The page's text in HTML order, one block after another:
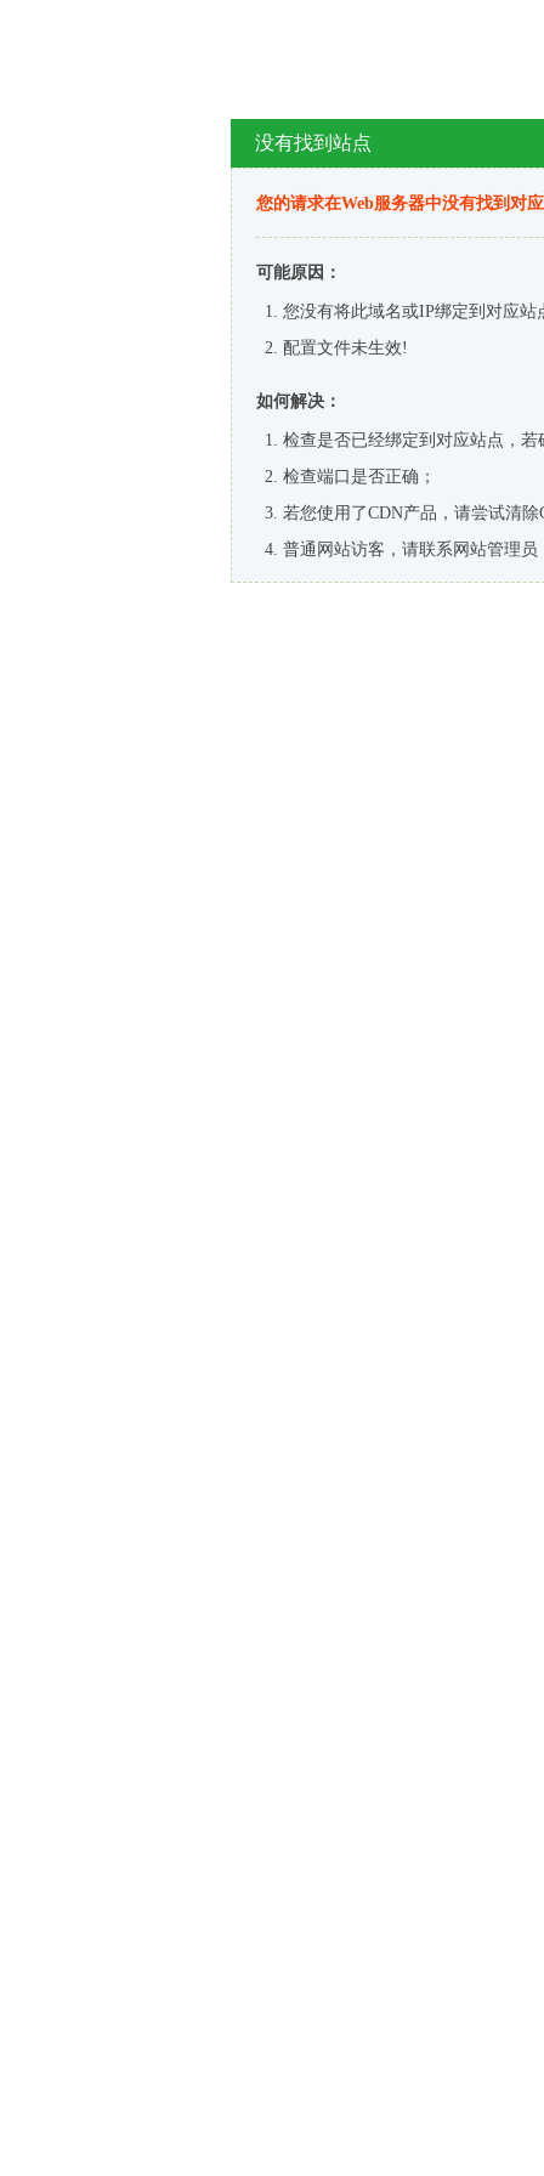
没有找到站点
您的请求在Web服务器中没有找到对
可能原因：
您没有将此域名或IP绑定到对应站
配置文件未生效!
如何解决：
检查是否已经绑定到对应站点，
检查端口是否正确；
若您使用了CDN产品，请尝试清除
普通网站访客，请联系网站管理员